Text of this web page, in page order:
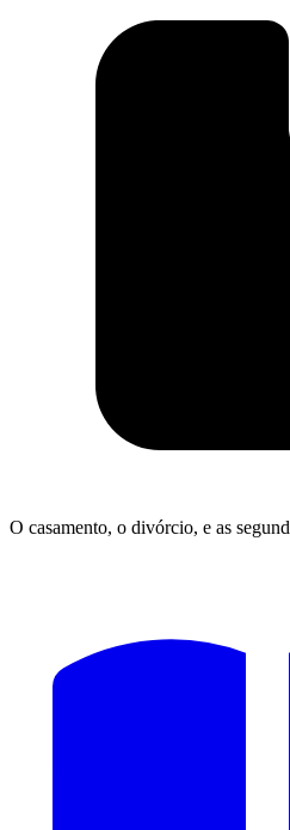
O casamento, o divórcio, e as